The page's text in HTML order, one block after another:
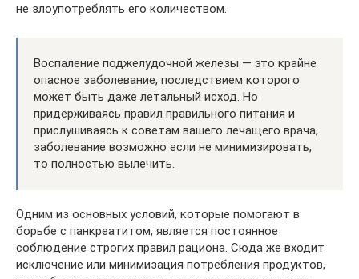
не злоупотреблять его количеством.
Воспаление поджелудочной железы — это крайне
опасное заболевание, последствием которого
может быть даже летальный исход. Но
придерживаясь правил правильного питания и
прислушиваясь к советам вашего лечащего врача,
заболевание возможно если не минимизировать,
то полностью вылечить.
Одним из основных условий, которые помогают в
борьбе с панкреатитом, является постоянное
соблюдение строгих правил рациона. Сюда же входит
исключение или минимизация потребления продуктов,